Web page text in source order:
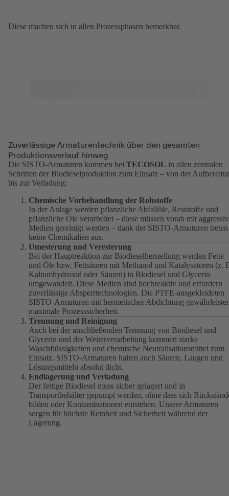
Diese machen sich in allen Prozessphasen bemerkbar.
Zuverlässige Armaturentechnik über den gesamten
Produktionsverlauf hinweg
Die SISTO-Armaturen kommen bei TECOSOL in allen zentralen
Schritten der Biodieselproduktion zum Einsatz – von der
bis zur Verladung:
Chemische Vorbehandlung der Rohstoffe
In der Anlage werden pflanzliche Abfallöle, Reststoffe und
pflanzliche Öle verarbeitet – diese müssen vorab mit
Medien gereinigt werden – dank der SISTO-Armaturen treten
keine Chemikalien aus.
Umesterung und Veresterung
Bei der Hauptreaktion zur Biodieselherstellung werden Fette
und Öle bzw. Fettsäuren mit Methanol und Katalysatoren (z.
Kaliumhydroxid oder Säuren) in Biodiesel und Glycerin
umgewandelt. Diese Medien sind hochreaktiv und erfordern
zuverlässige Absperrtechnologien. Die PTFE-ausgekleideten
SISTO-Armaturen mit hermetischer Abdichtung
maximale Prozesssicherheit.
Trennung und Reinigung
Auch bei der anschließenden Trennung von Biodiesel und
Glycerin und der Weiterverarbeitung kommen starke
Waschflüssigkeiten und chemische Neutralisationsmittel zum
Einsatz. SISTO-Armaturen halten auch Säuren, Laugen und
Lösungsmitteln absolut dicht.
Endlagerung und Verladung
Der fertige Biodiesel muss sicher gelagert und in
Transportbehälter gepumpt werden, ohne dass sich
bilden oder Kontaminationen entstehen. Unsere Armaturen
sorgen für höchste Reinheit und Sicherheit während der
Lagerung.